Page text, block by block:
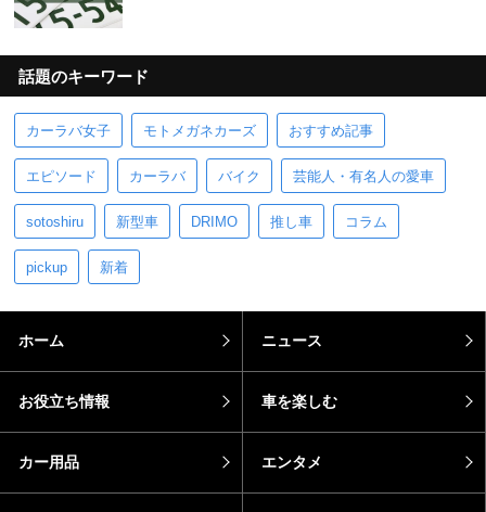
話題のキーワード
カーラバ女子 モトメガネカーズ おすすめ記事
エピソード カーラバ バイク 芸能人・有名人の愛車
sotoshiru 新型車 DRIMO 推し車 コラム
pickup 新着
ホーム ニュース
お役立ち情報 車を楽しむ
カー用品 エンタメ